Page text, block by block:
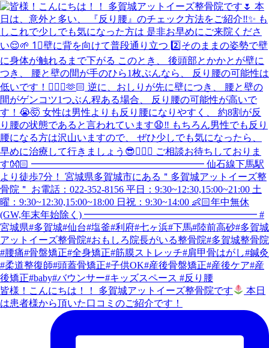
皆様！こんにちは！！ 多賀城アットイーズ整骨院です
本日
は患者様から頂いた口コミのご紹介です！